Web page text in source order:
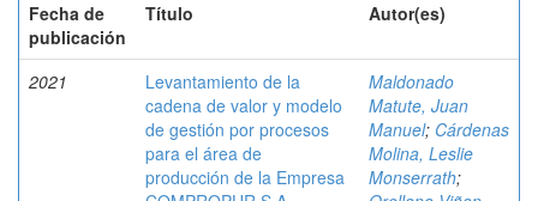
Fecha de
publicación
Título Autor(es)
2021
Levantamiento de la
cadena de valor y modelo
de gestión por procesos
para el área de
producción de la Empresa
Maldonado
Matute, Juan
Manuel; Cárdenas
Molina, Leslie
Monserrath;